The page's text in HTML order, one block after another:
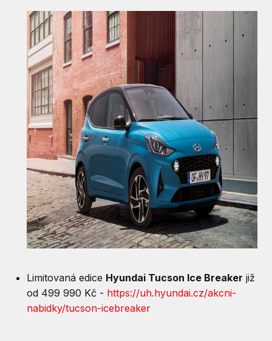
Limitovaná edice Hyundai Tucson Ice Breaker již
od 499 990 Kč - https://uh.hyundai.cz/akcni-
nabidky/tucson-icebreaker